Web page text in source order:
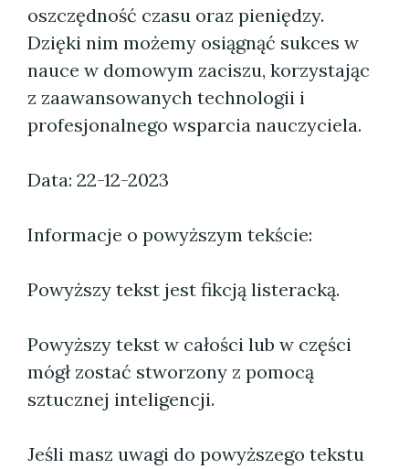
oszczędność czasu oraz pieniędzy.
Dzięki nim możemy osiągnąć sukces w
nauce w domowym zaciszu, korzystając
z zaawansowanych technologii i
profesjonalnego wsparcia nauczyciela.
Data: 22-12-2023
Informacje o powyższym tekście:
Powyższy tekst jest fikcją listeracką.
Powyższy tekst w całości lub w części
mógł zostać stworzony z pomocą
sztucznej inteligencji.
Jeśli masz uwagi do powyższego tekstu